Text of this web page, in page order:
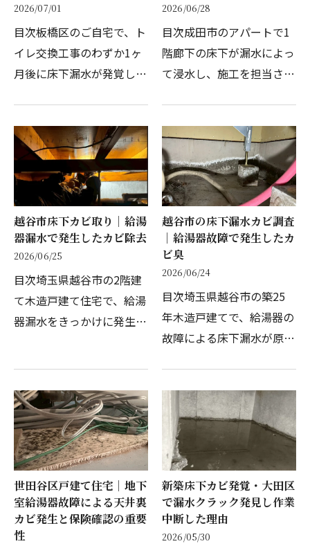
2026/07/01
目次板橋区のご自宅で、ト
イレ交換工事のわずか1ヶ
月後に床下漏水が発覚し、
します。ご家族の体調不良
やアレルギー症状も確認さ
れた深刻な事例です。「…
2026/06/28
目次成田市のアパートで1
階廊下の床下が漏水によっ
て浸水し、施工を担当され
た。床下点検口を開けると
砂利と泥が入り込み、湿っ
たカビ臭いが充満。土台…
越谷市床下カビ取り｜給湯
器漏水で発生したカビ除去
2026/06/25
目次埼玉県越谷市の2階建
て木造戸建て住宅で、給湯
器漏水をきっかけに発生し
のカビ被害が確認され、今
回はその流れで床下清掃…
越谷市の床下漏水カビ調査
｜給湯器故障で発生したカ
ビ臭
2026/06/24
目次埼玉県越谷市の築25
年木造戸建てで、給湯器の
故障による床下漏水が原因
カビ取りまで、カビ取り業
者として現場で確認した事
実を記録しました。ご家…
世田谷区戸建て住宅｜地下
室給湯器故障による天井裏
カビ発生と保険確認の重要
性
新築床下カビ発覚・大田区
で漏水クラック発見し作業
中断した理由
2026/05/30